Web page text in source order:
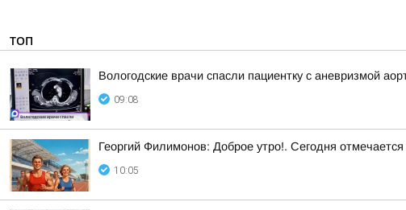
ТОП
Вологодские врачи спасли пациентку с аневризмой
09:08
Георгий Филимонов: Доброе утро!. Сегодня
10:05